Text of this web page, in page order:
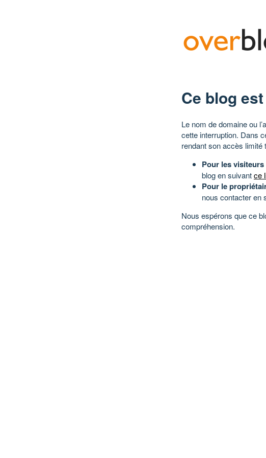
Ce blog
Le nom de domaine ou
cette interruption. Dans
rendant son accès limité
Pour les visiteurs
blog en suivantce
Pour le
nous contacter en
Nous espérons que ce
compréhension.